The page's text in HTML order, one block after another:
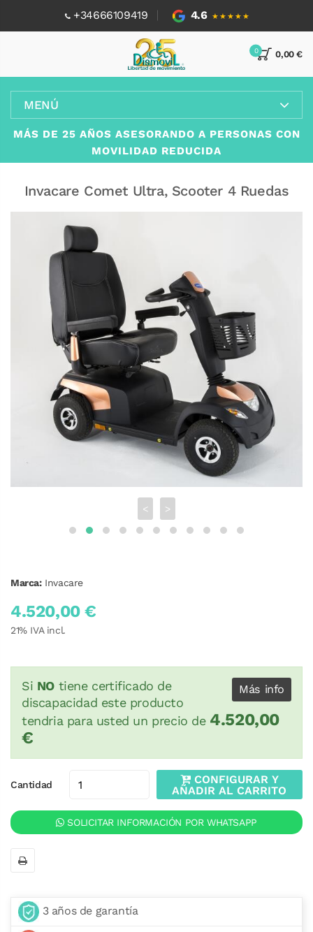
+34666109419 4.6 ★★★★★
0,00 €
0
MENÚ
MÁS DE 25 AÑOS ASESORANDO A PERSONAS CON
MOVILIDAD REDUCIDA
Invacare Comet Ultra, Scooter 4 Ruedas
< >
Marca: Invacare
4.520,00 €
21% IVA incl.
Más info
Si NO tiene certificado de
discapacidad este producto
tendria para usted un precio de 4.520,00
€
Cantidad
CONFIGURAR Y
AÑADIR AL CARRITO
SOLICITAR INFORMACIÓN POR WHATSAPP
3 años de garantía